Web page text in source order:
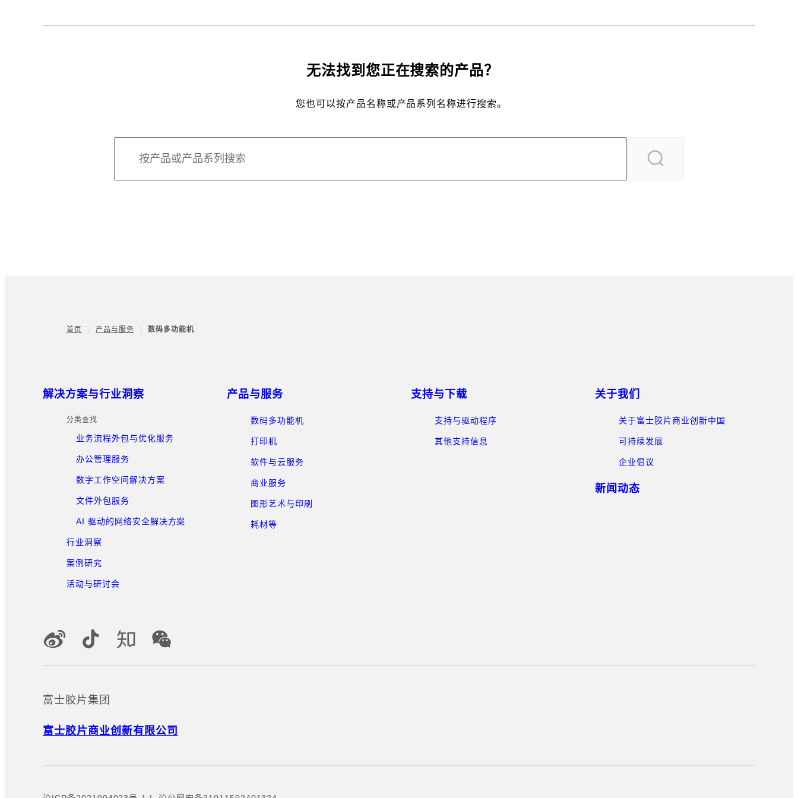
无法找到您正在搜索的产品？
您也可以按产品名称或产品系列名称进行搜索。
首页 产品与服务 数码多功能机
网站地图
解决方案与行业洞察
分类查找
业务流程外包与优化服务
办公管理服务
数字工作空间解决方案
文件外包服务
AI 驱动的网络安全解决方案
行业洞察
案例研究
活动与研讨会
产品与服务
数码多功能机
打印机
软件与云服务
商业服务
图形艺术与印刷
耗材等
支持与下载
支持与驱动程序
其他支持信息
关于我们
关于富士胶片商业创新中国
可持续发展
企业倡议
新闻动态
官方社交媒体账号
富士胶片集团
富士胶片商业创新有限公司